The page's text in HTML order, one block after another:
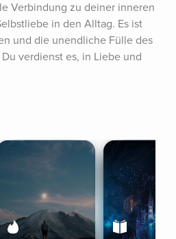
Verbindung zu deiner inneren
in den Alltag. Es ist
und die unendliche Fülle des
verdienst es, in Liebe und